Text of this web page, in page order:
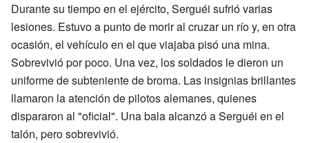
Durante su tiempo en el ejército, Serguéi sufrió varias
lesiones. Estuvo a punto de morir al cruzar un río y, en otra
ocasión, el vehículo en el que viajaba pisó una mina.
Sobrevivió por poco. Una vez, los soldados le dieron un
uniforme de subteniente de broma. Las insignias brillantes
llamaron la atención de pilotos alemanes, quienes
dispararon al "oficial". Una bala alcanzó a Serguéi en el
talón, pero sobrevivió.